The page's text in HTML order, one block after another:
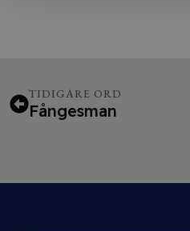
TIDIGARE ORD
Fångesman